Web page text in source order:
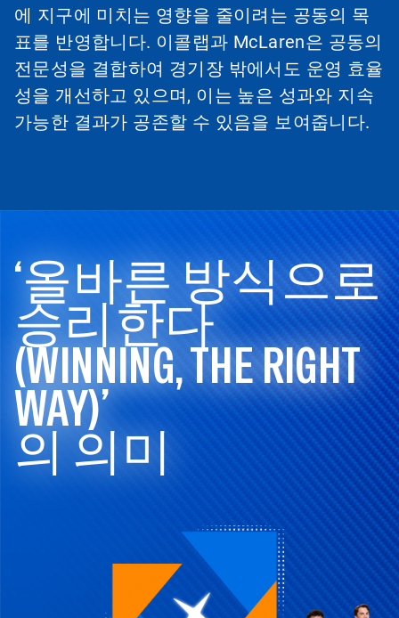
에 지구에 미치는 영향을 줄이려는 공동의 목
표를 반영합니다. 이콜랩과 McLaren은 공동의
전문성을 결합하여 경기장 밖에서도 운영 효율
성을 개선하고 있으며, 이는 높은 성과와 지속
가능한 결과가 공존할 수 있음을 보여줍니다.
‘올바른 방식으로
승리한다
(WINNING, THE RIGHT
WAY)’
의 의미